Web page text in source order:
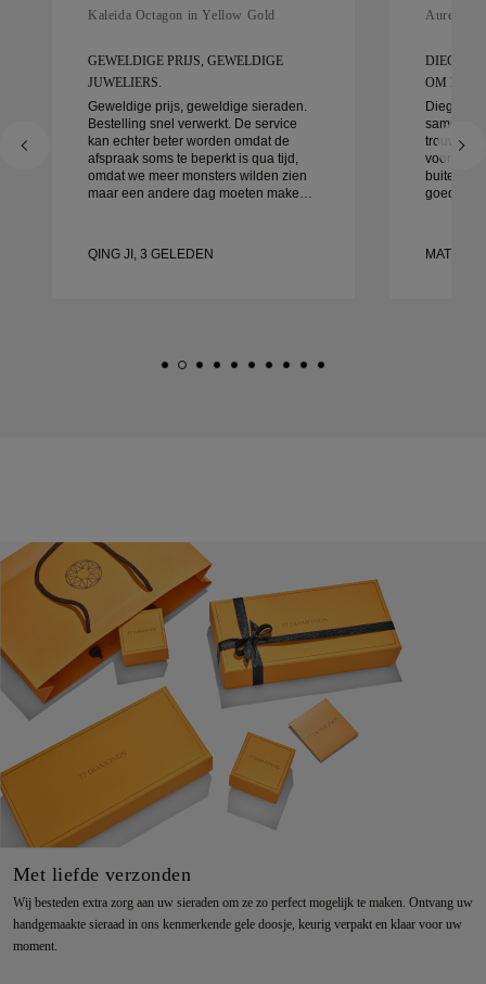
Kaleida Octagon in Yellow Gold
GEWELDIGE PRIJS, GEWELDIGE
JUWELIERS.
Geweldige prijs, geweldige sieraden.
Bestelling snel verwerkt. De service
kan echter beter worden omdat de
afspraak soms te beperkt is qua tijd,
omdat we meer monsters wilden zien
maar een andere dag moeten maken.
QING JI, 3 GELEDEN
Aurelle in
DIEGO
OM MEE
Diego
samen te
voor
goed
Met liefde verzonden
Wij besteden extra zorg aan uw sieraden om ze zo perfect mogelijk te maken. Ontvang uw
handgemaakte sieraad in ons kenmerkende gele doosje, keurig verpakt en klaar voor uw
moment.